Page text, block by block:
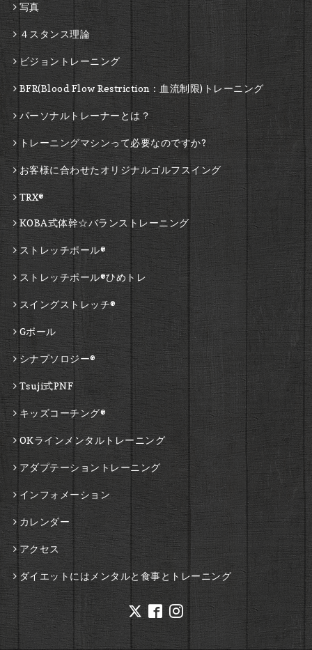
写真
４スタンス理論
ビジョントレーニング
BFR(Blood Flow Restriction：血流制限)トレーニング
パーソナルトレーナーとは？
トレーニングマシンって必要なのですか?
お客様に合わせたオリジナルゴルフスイング
TRX®
KOBA式体幹☆バランストレーニング
ストレッチポール®
ストレッチポール®ひめトレ
スイングストレッチ®
Gボール
シナプソロジー®
Tsuji式PNF
キッズコーチング®
OKラインメンタルトレーニング
アダプテーショントレーニング
インフォメーション
カレンダー
アクセス
ダイエットにはメンタルと食事とトレーニング